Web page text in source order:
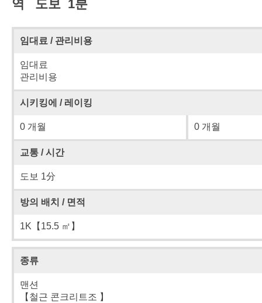
역 도보 1분
임대료 / 관리비용
임대료
관리비용
시키킹에 / 레이킹
0 개월 0 개월
교통 / 시간
도보 1分
방의 배치 / 면적
1K【15.5 ㎡】
종류
맨션
【철근 콘크리트조 】